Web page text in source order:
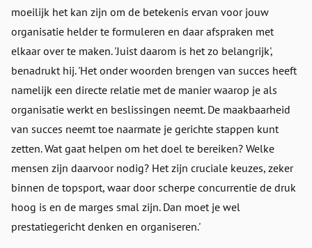
moeilijk het kan zijn om de betekenis ervan voor jouw
organisatie helder te formuleren en daar afspraken met
elkaar over te maken. 'Juist daarom is het zo belangrijk',
benadrukt hij. 'Het onder woorden brengen van succes heeft
namelijk een directe relatie met de manier waarop je als
organisatie werkt en beslissingen neemt. De maakbaarheid
van succes neemt toe naarmate je gerichte stappen kunt
zetten. Wat gaat helpen om het doel te bereiken? Welke
mensen zijn daarvoor nodig? Het zijn cruciale keuzes, zeker
binnen de topsport, waar door scherpe concurrentie de druk
hoog is en de marges smal zijn. Dan moet je wel
prestatiegericht denken en organiseren.'